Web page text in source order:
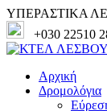
ΥΠΕΡΑΣΤΙΚΑ
+030 22510
Αρχική
Δρομολόγια